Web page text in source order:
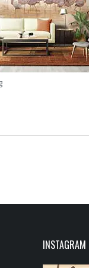
INSTAGRAM